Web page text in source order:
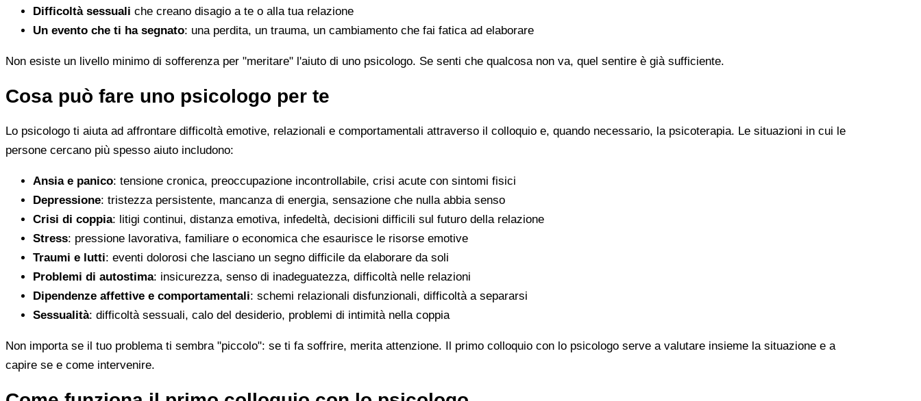
Difficoltà sessuali che creano disagio a te o alla tua relazione
Un evento che ti ha segnato: una perdita, un trauma, un cambiamento che fai fatica ad elaborare
Non esiste un livello minimo di sofferenza per "meritare" l'aiuto di uno psicologo. Se senti che qualcosa non va, quel sentire è già sufficiente.
Cosa può fare uno psicologo per te
Lo psicologo ti aiuta ad affrontare difficoltà emotive, relazionali e comportamentali attraverso il colloquio e, quando necessario, la psicoterapia. Le situazioni in cui le
persone cercano più spesso aiuto includono:
Ansia e panico: tensione cronica, preoccupazione incontrollabile, crisi acute con sintomi fisici
Depressione: tristezza persistente, mancanza di energia, sensazione che nulla abbia senso
Crisi di coppia: litigi continui, distanza emotiva, infedeltà, decisioni difficili sul futuro della relazione
Stress: pressione lavorativa, familiare o economica che esaurisce le risorse emotive
Traumi e lutti: eventi dolorosi che lasciano un segno difficile da elaborare da soli
Problemi di autostima: insicurezza, senso di inadeguatezza, difficoltà nelle relazioni
Dipendenze affettive e comportamentali: schemi relazionali disfunzionali, difficoltà a separarsi
Sessualità: difficoltà sessuali, calo del desiderio, problemi di intimità nella coppia
Non importa se il tuo problema ti sembra "piccolo": se ti fa soffrire, merita attenzione. Il primo colloquio con lo psicologo serve a valutare insieme la situazione e a
capire se e come intervenire.